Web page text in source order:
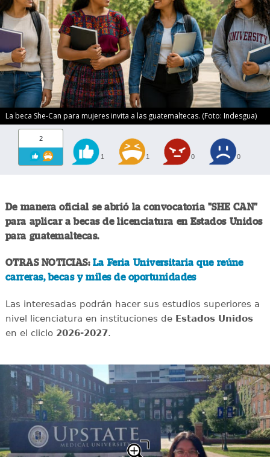
La beca She-Can para mujeres invita a las guatemaltecas. (Foto: Indesgua)
2
1 1 0 0
De manera oficial se abrió la convocatoria "SHE CAN"
para aplicar a becas de licenciatura en Estados Unidos
para guatemaltecas.
OTRAS NOTICIAS: La Feria Universitaria que reúne
carreras, becas y miles de oportunidades
Las interesadas podrán hacer sus estudios superiores a
nivel licenciatura en instituciones deEstados Unidos
en el cliclo 2026-2027.